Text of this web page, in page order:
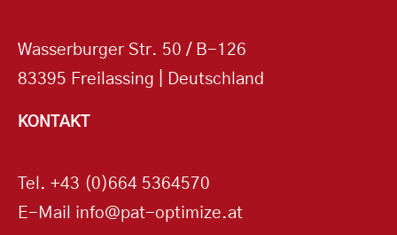
Wasserburger Str. 50 / B-126
83395 Freilassing | Deutschland
KONTAKT
Tel. +43 (0)664 5364570
E-Mail info@pat-optimize.at